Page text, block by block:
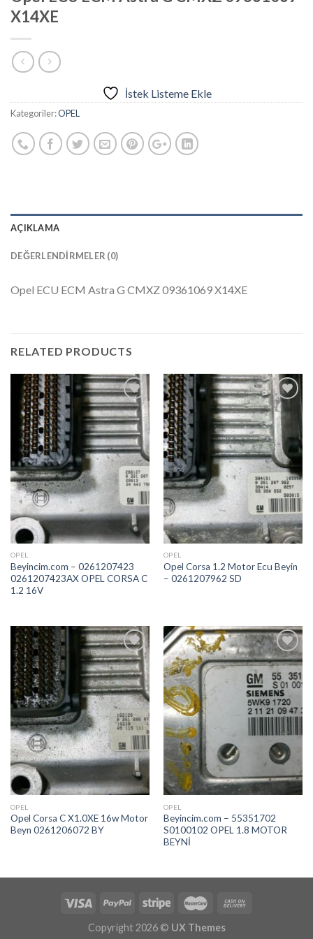
X14XE
İstek Listeme Ekle
Kategoriler:OPEL
AÇIKLAMA
DEĞERLENDIRMELER (0)
Opel ECU ECM Astra G CMXZ 09361069 X14XE
RELATED PRODUCTS
İstek
Listeme
Ekle
OPEL
Beyincim.com – 0261207423
0261207423AX OPEL CORSA C
1.2 16V
İstek
Listeme
Ekle
OPEL
Opel Corsa 1.2 Motor Ecu Beyin
– 0261207962 SD
İstek
Listeme
Ekle
OPEL
Opel Corsa C X1.0XE 16w Motor
Beyn 0261206072 BY
İstek
Listeme
Ekle
OPEL
Beyincim.com – 55351702
S0100102 OPEL 1.8 MOTOR
BEYNİ
Copyright 2026 © UX Themes